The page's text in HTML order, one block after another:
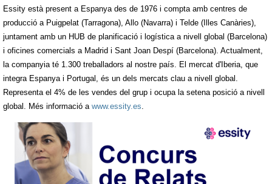
Essity està present a Espanya des de 1976 i compta amb centres de
producció a Puigpelat (Tarragona), Allo (Navarra) i Telde (Illes Canàries),
juntament amb un HUB de planificació i logística a nivell global (Barcelona)
i oficines comercials a Madrid i Sant Joan Despí (Barcelona). Actualment,
la companyia té 1.300 treballadors al nostre país. El mercat d'Iberia, que
integra Espanya i Portugal, és un dels mercats clau a nivell global.
Representa el 4% de les vendes del grup i ocupa la setena posició a nivell
global. Més informació a www.essity.es.